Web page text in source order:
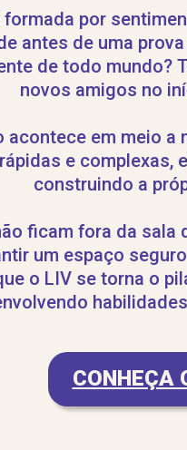
por
antes de uma
de todo mundo?
novos amigos no
acontece em meio
e complexas,
construindo a
ficam fora da sala
um espaço
o LIV se torna o
CONHEÇA